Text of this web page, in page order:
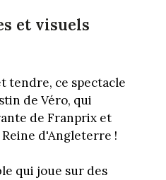
et visuels
tendre, ce spectacle
de Véro, qui
de Franprix et
d'Angleterre !
qui joue sur des